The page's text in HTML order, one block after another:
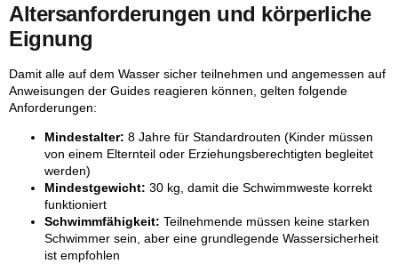
Altersanforderungen und körperliche
Eignung
Damit alle auf dem Wasser sicher teilnehmen und angemessen auf
Anweisungen der Guides reagieren können, gelten folgende
Anforderungen:
Mindestalter: 8 Jahre für Standardrouten (Kinder müssen
von einem Elternteil oder Erziehungsberechtigten begleitet
werden)
Mindestgewicht: 30 kg, damit die Schwimmweste korrekt
funktioniert
Schwimmfähigkeit: Teilnehmende müssen keine starken
Schwimmer sein, aber eine grundlegende Wassersicherheit
ist empfohlen